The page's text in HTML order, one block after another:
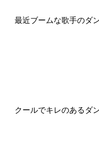
最近ブームな歌手のダ
クールでキレのあるダ